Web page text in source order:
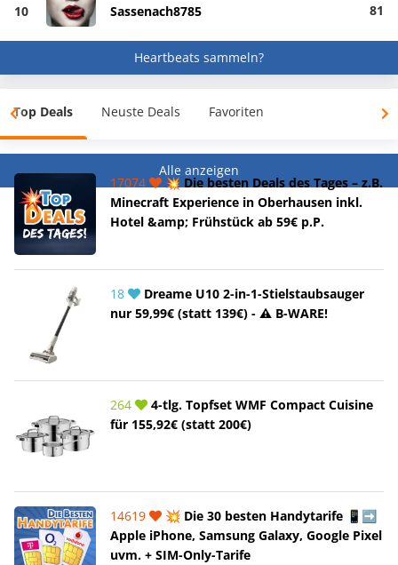
10 Sassenach8785 81
Heartbeats sammeln?
Top Deals Neuste Deals Favoriten
Alle anzeigen
17074
💥 Die besten Deals des Tages – z.B.
Minecraft Experience in Oberhausen inkl.
Hotel &amp; Frühstück ab 59€ p.P.
18
Dreame U10 2-in-1-Stielstaubsauger
nur 59,99€ (statt 139€) - ⚠️ B-WARE!
264
4-tlg. Topfset WMF Compact Cuisine
für 155,92€ (statt 200€)
14619
💥 Die 30 besten Handytarife 📱➡️
Apple iPhone, Samsung Galaxy, Google Pixel
uvm. + SIM-Only-Tarife